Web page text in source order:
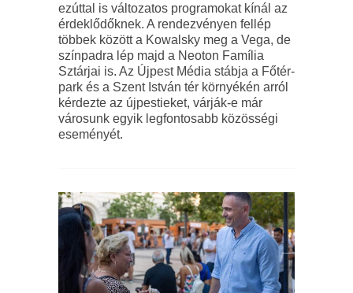
ezúttal is változatos programokat kínál az
érdeklődőknek. A rendezvényen fellép
többek között a Kowalsky meg a Vega, de
színpadra lép majd a Neoton Família
Sztárjai is. Az Újpest Média stábja a Főtér-
park és a Szent István tér környékén arról
kérdezte az újpestieket, várják-e már
városunk egyik legfontosabb közösségi
eseményét.